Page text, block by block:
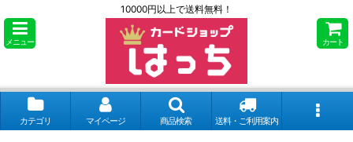
10000円以上で送料無料！
メニュー カート
カテゴリ マイページ 商品検索 送料・ご利用案内